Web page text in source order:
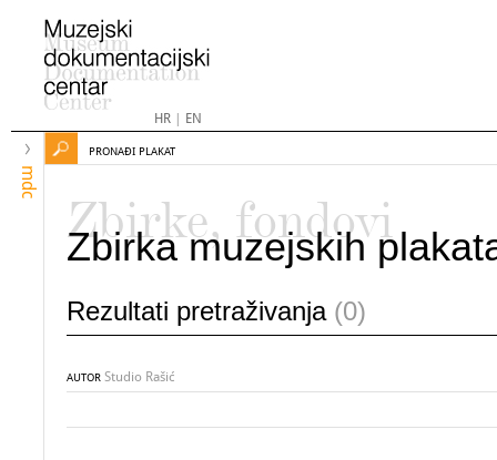
HR| EN
mdc
PRONAĐI PLAKAT
Zbirke, fondovi
Zbirka muzejskih
Rezultati pretraživanja (0)
AUTOR Studio Rašić